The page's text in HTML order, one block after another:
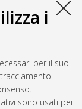
i
per il suo
sono usati per
urbana
Università di
e
101.